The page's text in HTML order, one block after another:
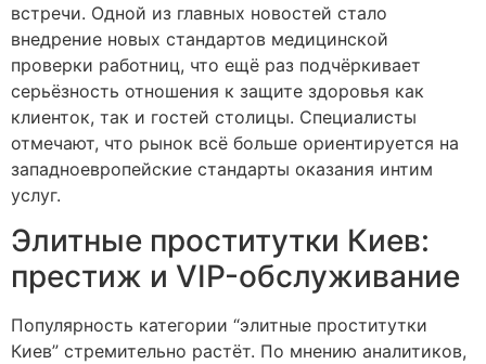
встречи. Одной из главных новостей стало
внедрение новых стандартов медицинской
проверки работниц, что ещё раз подчёркивает
серьёзность отношения к защите здоровья как
клиенток, так и гостей столицы. Специалисты
отмечают, что рынок всё больше ориентируется на
западноевропейские стандарты оказания интим
услуг.
Элитные проститутки Киев:
престиж и VIP-обслуживание
Популярность категории “элитные проститутки
Киев” стремительно растёт. По мнению аналитиков,